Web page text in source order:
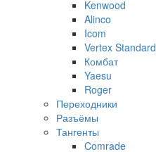
Kenwood
Alinco
Icom
Vertex Standard
Комбат
Yaesu
Roger
Переходники
Разъёмы
Тангенты
Comrade